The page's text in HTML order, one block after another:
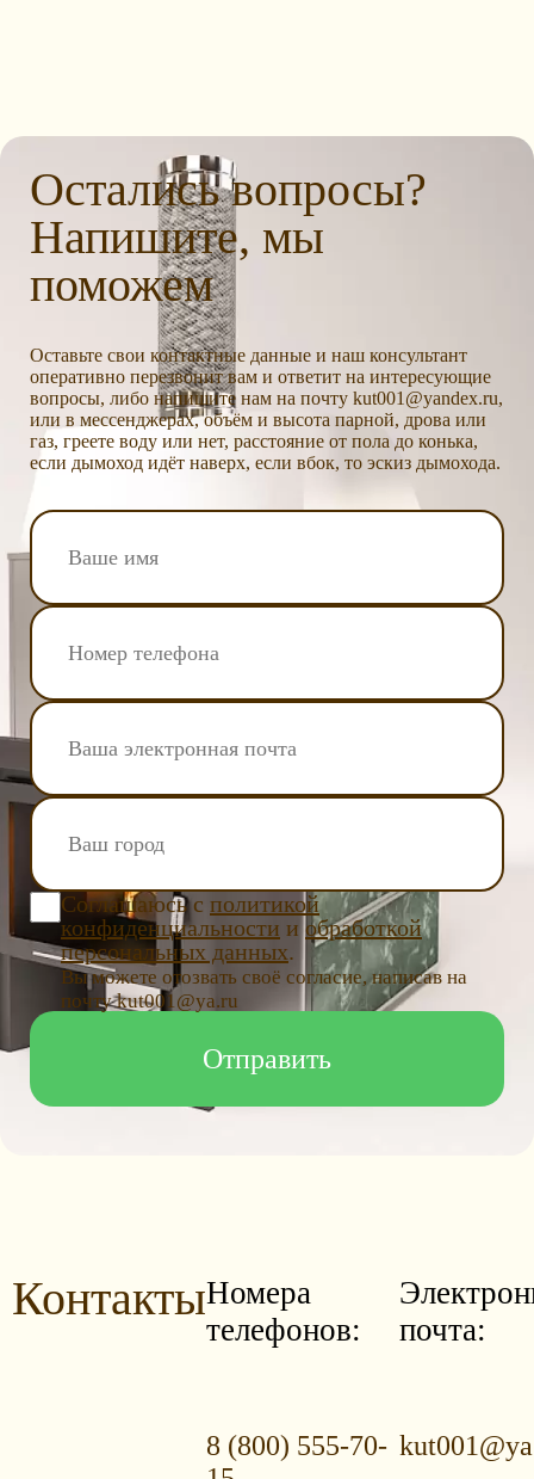
Остались вопросы?
Напишите, мы
поможем
Оставьте свои контактные данные и наш консультант
оперативно перезвонит вам и ответит на интересующие
вопросы, либо напишите нам на почту kut001@yandex.ru,
или в мессенджерах, объём и высота парной, дрова или
газ, греете воду или нет, расстояние от пола до конька,
если дымоход идёт наверх, если вбок, то эскиз дымохода.
Соглашаюсь с политикой
конфиденциальности и обработкой
персональных данных.
Вы можете отозвать своё согласие, написав на
почту kut001@ya.ru
КонтактыНомера
телефонов:
8 (800) 555-70-
почта: